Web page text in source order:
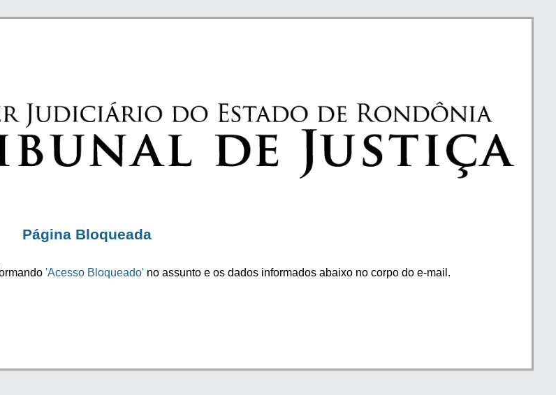
Página Bloqueada
'Acesso Bloqueado' no assunto e os dados informados abaixo no corpo do e-mail.